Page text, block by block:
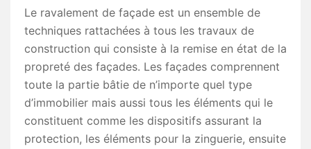
Le ravalement de façade est un ensemble de
techniques rattachées à tous les travaux de
construction qui consiste à la remise en état de la
propreté des façades. Les façades comprennent
toute la partie bâtie de n’importe quel type
d’immobilier mais aussi tous les éléments qui le
constituent comme les dispositifs assurant la
protection, les éléments pour la zinguerie, ensuite